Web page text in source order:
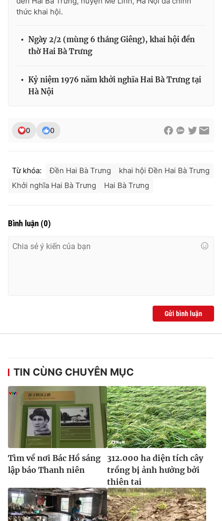
Ðiện thoại Thời báo VTV:024.66 897 897
® Cấm sao chép dưới mọi hình thức nếu không có sự chấp
thuận bằng văn bản. Ghi rõ nguồn VTV.vn khi phát hành lại
thông tin từ website này.
thức khai hội.
Ngày 2/2 (mùng 6 tháng Giêng), khai hội đền
thờ Hai Bà Trưng
Kỷ niệm 1976 năm khởi nghĩa Hai Bà Trưng tại
Hà Nội
0 0
Từ khóa: Đền Hai Bà Trưng
khai hội Đền Hai Bà Trưng
Khởi nghĩa Hai Bà Trưng
Hai Bà Trưng
Bình luận (0)
Gửi bình luận
TIN CÙNG CHUYÊN MỤC
Tìm về nơi Bác Hồ sáng
lập báo Thanh niên
312.000 ha diện tích cây
trồng bị ảnh hưởng bởi
thiên tai